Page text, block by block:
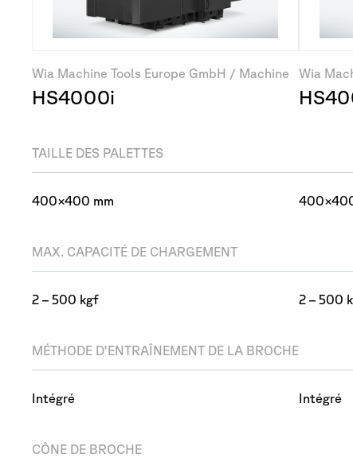
Wia Machine Tools Europe GmbH / Machine
HS4000i
TAILLE DES PALETTES
400×400 mm
MAX. CAPACITÉ DE CHARGEMENT
2 – 500 kgf
MÉTHODE D'ENTRAÎNEMENT DE LA BROCHE
Intégré
CÔNE DE BROCHE
Wia
2 – 500
Intégré